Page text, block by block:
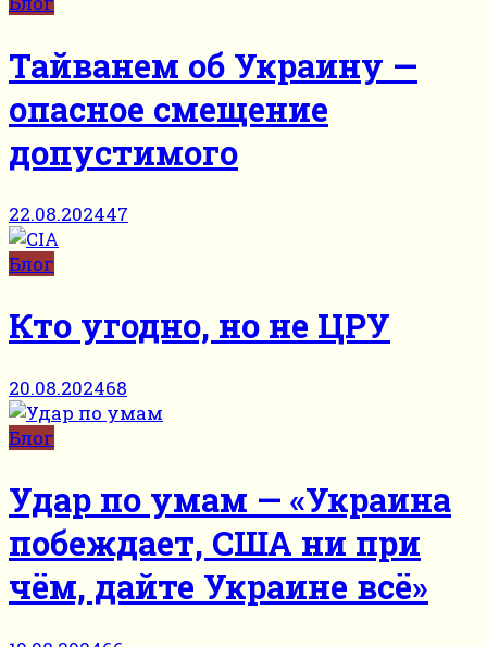
Тайванем об Украину —
опасное смещение
допустимого
22.08.202447
Блог
Кто угодно, но не ЦРУ
20.08.202468
Блог
Удар по умам — «Украина
побеждает, США ни при
чём, дайте Украине всё»